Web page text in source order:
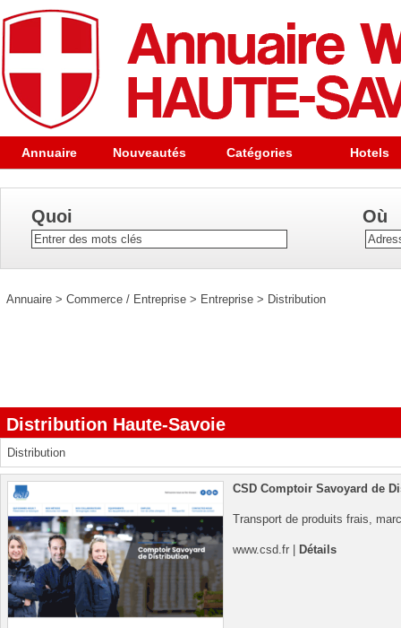
Annuaire Nouveautés Catégories Hotels
Quoi Où
Annuaire > Commerce / Entreprise > Entreprise > Distribution
Distribution Haute-Savoie
Distribution
CSD Comptoir Savoyard de
Transport de produits frais,
www.csd.fr Détails